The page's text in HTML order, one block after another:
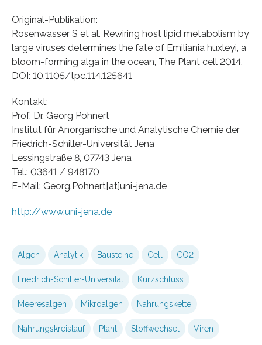
Original-Publikation:
Rosenwasser S et al. Rewiring host lipid metabolism by
large viruses determines the fate of Emiliania huxleyi, a
bloom-forming alga in the ocean, The Plant cell 2014,
DOI: 10.1105/tpc.114.125641
Kontakt:
Prof. Dr. Georg Pohnert
Institut für Anorganische und Analytische Chemie der
Friedrich-Schiller-Universität Jena
Lessingstraße 8, 07743 Jena
Tel.: 03641 / 948170
E-Mail: Georg.Pohnert[at]uni-jena.de
http://www.uni-jena.de
Algen Analytik Bausteine Cell CO2
Friedrich-Schiller-Universität Kurzschluss
Meeresalgen Mikroalgen Nahrungskette
Nahrungskreislauf Plant Stoffwechsel Viren